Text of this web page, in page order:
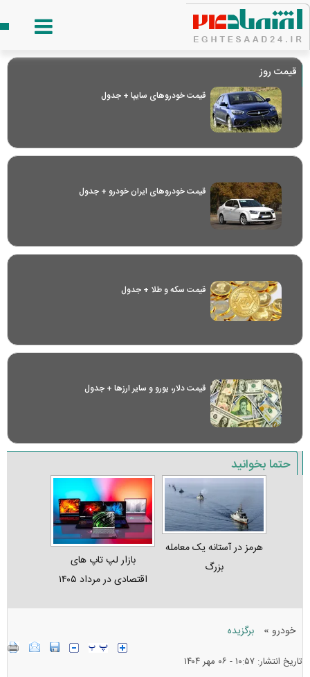
قیمت روز
قیمت خودرو‌های سایپا + جدول
قیمت خودرو‌های ایران خودرو + جدول
قیمت سکه و طلا + جدول
قیمت دلار، یورو و سایر ارز‌ها + جدول
حتما بخوانید
هرمز در آستانه یک معامله
بزرگ
بازار لپ‌ تاپ‌ های
اقتصادی در مرداد ۱۴۰۵
خودرو » برگزیده
تاریخ انتشار: ۱۰:۵۷ - ۰۶ مهر ۱۴۰۴